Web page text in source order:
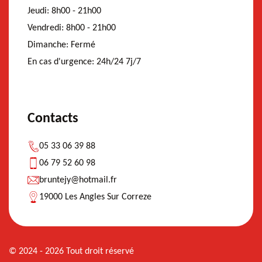
Jeudi: 8h00 - 21h00
Vendredi: 8h00 - 21h00
Dimanche: Fermé
En cas d'urgence: 24h/24 7j/7
Contacts
05 33 06 39 88
06 79 52 60 98
bruntejy@hotmail.fr
19000 Les Angles Sur Correze
© 2024 - 2026 Tout droit réservé